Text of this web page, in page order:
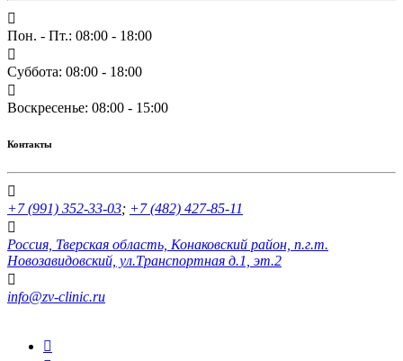
Пон. - Пт.: 08:00 - 18:00
Суббота: 08:00 - 18:00
Воскресенье: 08:00 - 15:00
Контакты
+7 (991) 352-33-03; +7 (482) 427-85-11
Россия, Тверская область, Конаковский район, п.г.т.
Новозавидовский, ул.Транспортная д.1, эт.2
info@zv-clinic.ru